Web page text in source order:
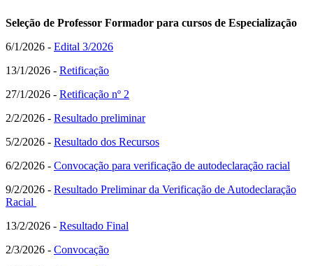
Seleção de Professor Formador para cursos de Especialização
6/1/2026 - Edital 3/2026
13/1/2026 - Retificação
27/1/2026 - Retificação nº 2
2/2/2026 - Resultado preliminar
5/2/2026 - Resultado dos Recursos
6/2/2026 - Convocação para verificação de autodeclaração racial
9/2/2026 - Resultado Preliminar da Verificação de Autodeclaração
Racial
13/2/2026 - Resultado Final
2/3/2026 - Convocação